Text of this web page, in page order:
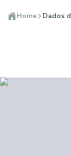
Home Dados